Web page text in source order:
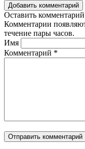
Добавить комментарий
Оставить комментарий
Комментарии
течение пары часов.
Имя
Комментарий *